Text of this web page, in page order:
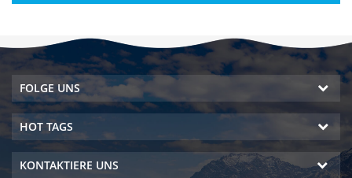
FOLGE UNS
HOT TAGS
KONTAKTIERE UNS